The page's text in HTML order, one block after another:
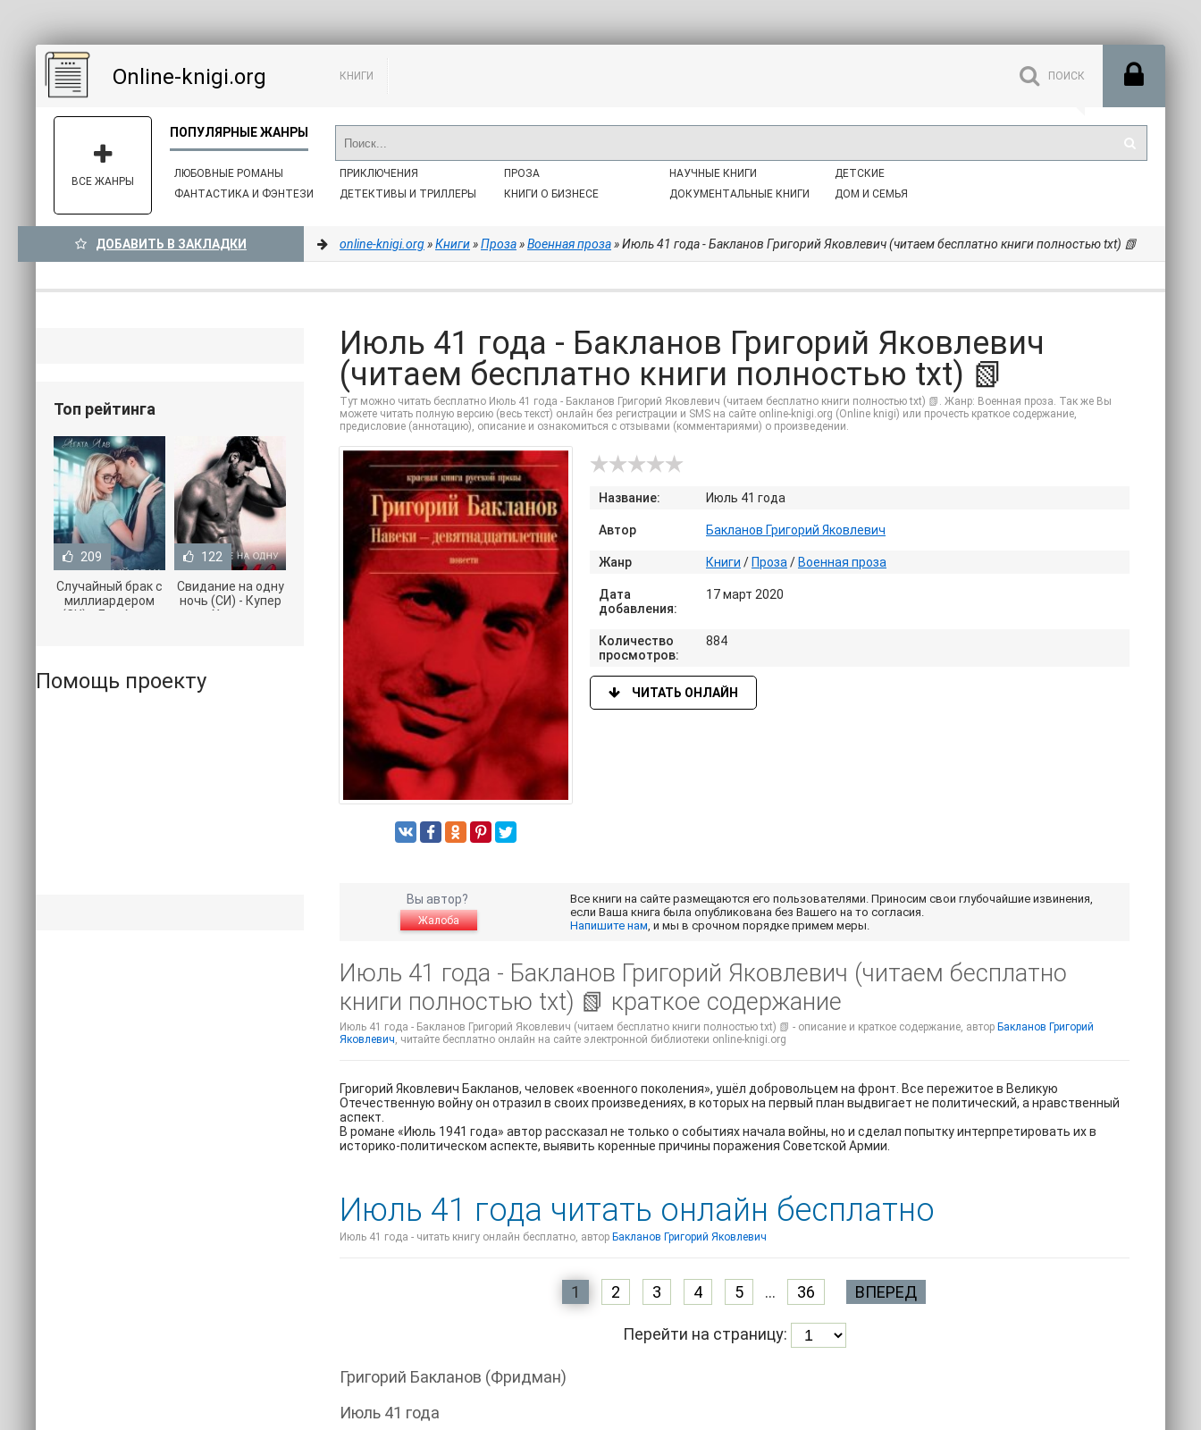
Online-knigi.org КНИГИ
ЛЮБОВНЫЕ РОМАНЫ
ФАНТАСТИКА И ФЭНТЕЗИ
ПРИКЛЮЧЕНИЯ
ДЕТЕКТИВЫ И ТРИЛЛЕРЫ
ПРОЗА
КНИГИ О БИЗНЕСЕ
НАУЧНЫЕ КНИГИ
ДОКУМЕНТАЛЬНЫЕ КНИГИ
ДЕТСКИЕ
ДОМ И СЕМЬЯ
ВСЕ ЖАНРЫ
ДОБАВИТЬ В ЗАКЛАДКИ online-knigi.org»Книги»Проза»Военная проза» Июль 41 года - Бакланов Григорий Яковлевич (читаем бесплатно книги полностью txt) 📗
Июль 41 года - Бакланов Григорий Яковлевич
(читаем бесплатно книги полностью txt) 📗
Тут можно читать бесплатно Июль 41 года - Бакланов Григорий Яковлевич (читаем бесплатно книги полностью txt) 📗. Жанр: Военная проза. Так же Вы
можете читать полную версию (весь текст) онлайн без регистрации и SMS на сайте online-knigi.org (Online knigi) или прочесть краткое содержание,
предисловие (аннотацию), описание и ознакомиться с отзывами (комментариями) о произведении.
Название: Июль 41 года
Автор Бакланов Григорий Яковлевич
Жанр Книги / Проза / Военная проза
Дата
добавления:
17 март 2020
Количество
просмотров:
884
ЧИТАТЬ ОНЛАЙН
Вы автор?
Жалоба
Все книги на сайте размещаются его пользователями. Приносим свои глубочайшие извинения,
если Ваша книга была опубликована без Вашего на то согласия.
Напишите нам, и мы в срочном порядке примем меры.
Июль 41 года - Бакланов Григорий Яковлевич (читаем бесплатно
книги полностью txt) 📗 краткое содержание
Июль 41 года - Бакланов Григорий Яковлевич (читаем бесплатно книги полностью txt) 📗 - описание и краткое содержание, автор Бакланов Григорий
Яковлевич, читайте бесплатно онлайн на сайте электронной библиотеки online-knigi.org
Григорий Яковлевич Бакланов, человек «военного поколения», ушёл добровольцем на фронт. Все пережитое в Великую
Отечественную войну он отразил в своих произведениях, в которых на первый план выдвигает не политический, а нравственный
аспект.
В романе «Июль 1941 года» автор рассказал не только о событиях начала войны, но и сделал попытку интерпретировать их в
историко-политическом аспекте, выявить коренные причины поражения Советской Армии.
Июль 41 года читать онлайн бесплатно
Июль 41 года - читать книгу онлайн бесплатно, автор Бакланов Григорий Яковлевич
1 2 3 4 5 ... 36 ВПЕРЕД
Перейти на страницу:
Григорий Бакланов (Фридман)
Июль 41 года
Топ рейтинга
209
Случайный брак с
миллиардером
(СИ) - Лав Агата
122
Свидание на одну
ночь (СИ) - Купер
Хелен
Помощь проекту